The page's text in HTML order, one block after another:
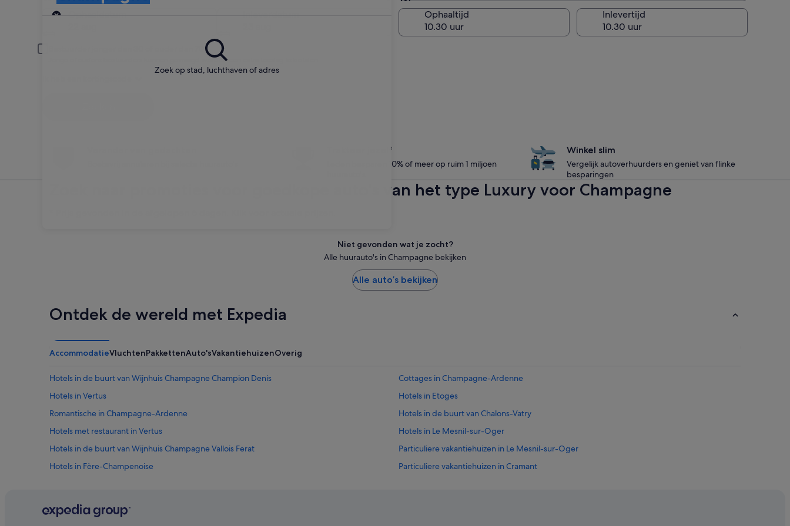
Zoek op stad, luchthaven of adres
Ophalen
Zelfde als ophaallocatie
Ophaaltijd Inlevertijd
Jonge of oudere bestuurders kunnen gevraagd worden een extra toeslag te betalen.
Trakteer jezelf
Leden besparen 10% of meer op ruim 1 miljoen
Winkel slim
Vergelijk autoverhuurders en geniet van flinke
besparingen
Zoek naar promoties voor goedkope auto's van het type Luxury voor Champagne
Niet gevonden wat je zocht?
Alle huurauto's in Champagne bekijken
Alle auto’s bekijken
Ontdek de wereld met Expedia
AccommodatieVluchtenPakkettenAuto'sVakantiehuizenOverig
Hotels in de buurt van Wijnhuis Champagne Champion Denis
Cottages in Champagne-Ardenne
Hotels in Vertus
Hotels in Etoges
Romantische in Champagne-Ardenne
Hotels in de buurt van Chalons-Vatry
Hotels met restaurant in Vertus
Hotels in Le Mesnil-sur-Oger
Hotels in de buurt van Wijnhuis Champagne Vallois Ferat
Particuliere vakantiehuizen in Le Mesnil-sur-Oger
Hotels in Fère-Champenoise
Particuliere vakantiehuizen in Cramant
Hotels met 4 sterren in Le Mesnil-sur-Oger